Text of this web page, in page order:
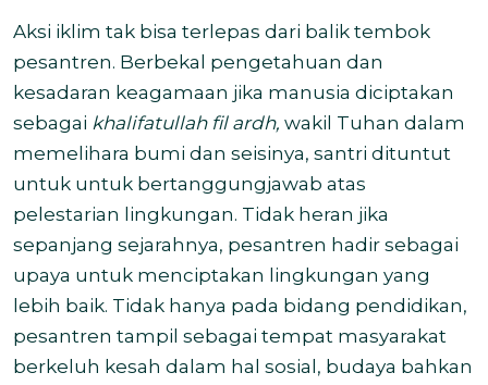
Aksi iklim tak bisa terlepas dari balik tembok
pesantren. Berbekal pengetahuan dan
kesadaran keagamaan jika manusia diciptakan
sebagai khalifatullah fil ardh, wakil Tuhan dalam
memelihara bumi dan seisinya, santri dituntut
untuk untuk bertanggungjawab atas
pelestarian lingkungan. Tidak heran jika
sepanjang sejarahnya, pesantren hadir sebagai
upaya untuk menciptakan lingkungan yang
lebih baik. Tidak hanya pada bidang pendidikan,
pesantren tampil sebagai tempat masyarakat
berkeluh kesah dalam hal sosial, budaya bahkan